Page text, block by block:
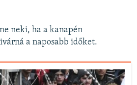
neki, ha a kanapén
a naposabb időket.